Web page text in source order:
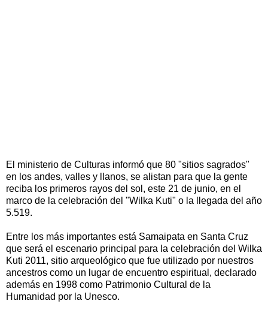
El ministerio de Culturas informó que 80 "sitios sagrados"
en los andes, valles y llanos, se alistan para que la gente
reciba los primeros rayos del sol, este 21 de junio, en el
marco de la celebración del "Wilka Kuti" o la llegada del año
5.519.
Entre los más importantes está Samaipata en Santa Cruz
que será el escenario principal para la celebración del Wilka
Kuti 2011, sitio arqueológico que fue utilizado por nuestros
ancestros como un lugar de encuentro espiritual, declarado
además en 1998 como Patrimonio Cultural de la
Humanidad por la Unesco.